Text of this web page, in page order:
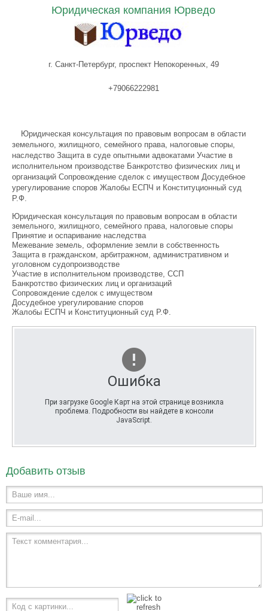
Юридическая компания Юрведо
г. Санкт-Петербург, проспект Непокоренных, 49
+79066222981
Юридическая консультация по правовым вопросам в области
земельного, жилищного, семейного права, налоговые споры,
наследство Защита в суде опытными адвокатами Участие в
исполнительном производстве Банкротство физических лиц и
организаций Сопровождение сделок с имуществом Досудебное
урегулирование споров Жалобы ЕСПЧ и Конституционный суд
Р.Ф.
Юридическая консультация по правовым вопросам в области
земельного, жилищного, семейного права, налоговые споры
Принятие и оспаривание наследства
Межевание земель, оформление земли в собственность
Защита в гражданском, арбитражном, административном и
уголовном судопроизводстве
Участие в исполнительном производстве, ССП
Банкротство физических лиц и организаций
Сопровождение сделок с имуществом
Досудебное урегулирование споров
Жалобы ЕСПЧ и Конституционный суд Р.Ф.
Ошибка
При загрузке Google Карт на этой странице возникла
проблема. Подробности вы найдете в консоли
JavaScript.
Добавить отзыв
Ваше имя...
E-mail...
Текст комментария...
Код с картинки...